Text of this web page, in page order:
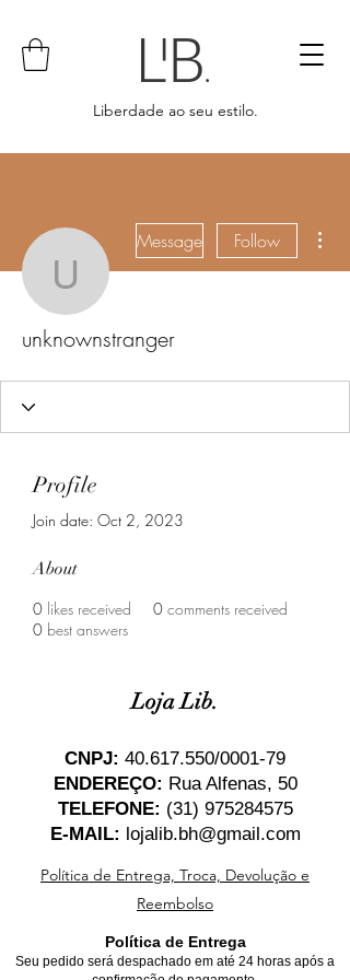
Liberdade ao seu estilo.
unknownstranger
Message Follow
unknownstranger
Profile
Join date: Oct 2, 2023
About
0 likes received 0 comments received
0 best answers
Loja Lib.
CNPJ: 40.617.550/0001-79
ENDEREÇO: Rua Alfenas, 50
TELEFONE: (31) 975284575
E-MAIL: lojalib.bh@gmail.com
Política de Entrega, Troca, Devolução e
Reembolso
Política de Entrega
Seu pedido será despachado em até 24 horas após a